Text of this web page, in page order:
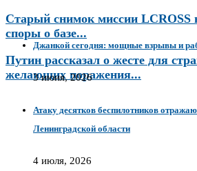
Старый снимок миссии LCROSS
споры о базе...
Путин рассказал о жесте для
желающих поражения...
Джанкой сегодня: мощные взрывы и
3 июня, 2026
Атаку десятков беспилотников
Ленинградской области
4 июля, 2026